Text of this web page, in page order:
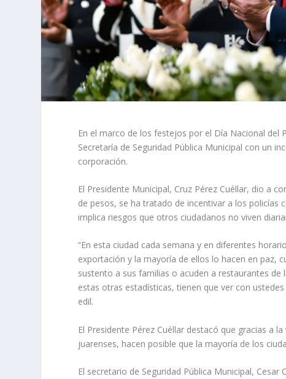
En el marco de los festejos por el Día Nacional del
Secretaría de Seguridad Pública Municipal con un
corporación.
El Presidente Municipal, Cruz Pérez Cuéllar, dio a
de pesos, se ha tratado de incentivar a los
implica riesgos que otros ciudadanos no viven
“En esta ciudad cada semana y en diferentes
exportación y la mayoría de ellos lo hacen en paz,
sustento a sus familias o acuden a restaurantes
estas otras estadísticas, tienen que ver con
edil.
El Presidente Pérez Cuéllar destacó que gracias a
juarenses, hacen posible que la mayoría de los
El secretario de Seguridad Pública Municipal,